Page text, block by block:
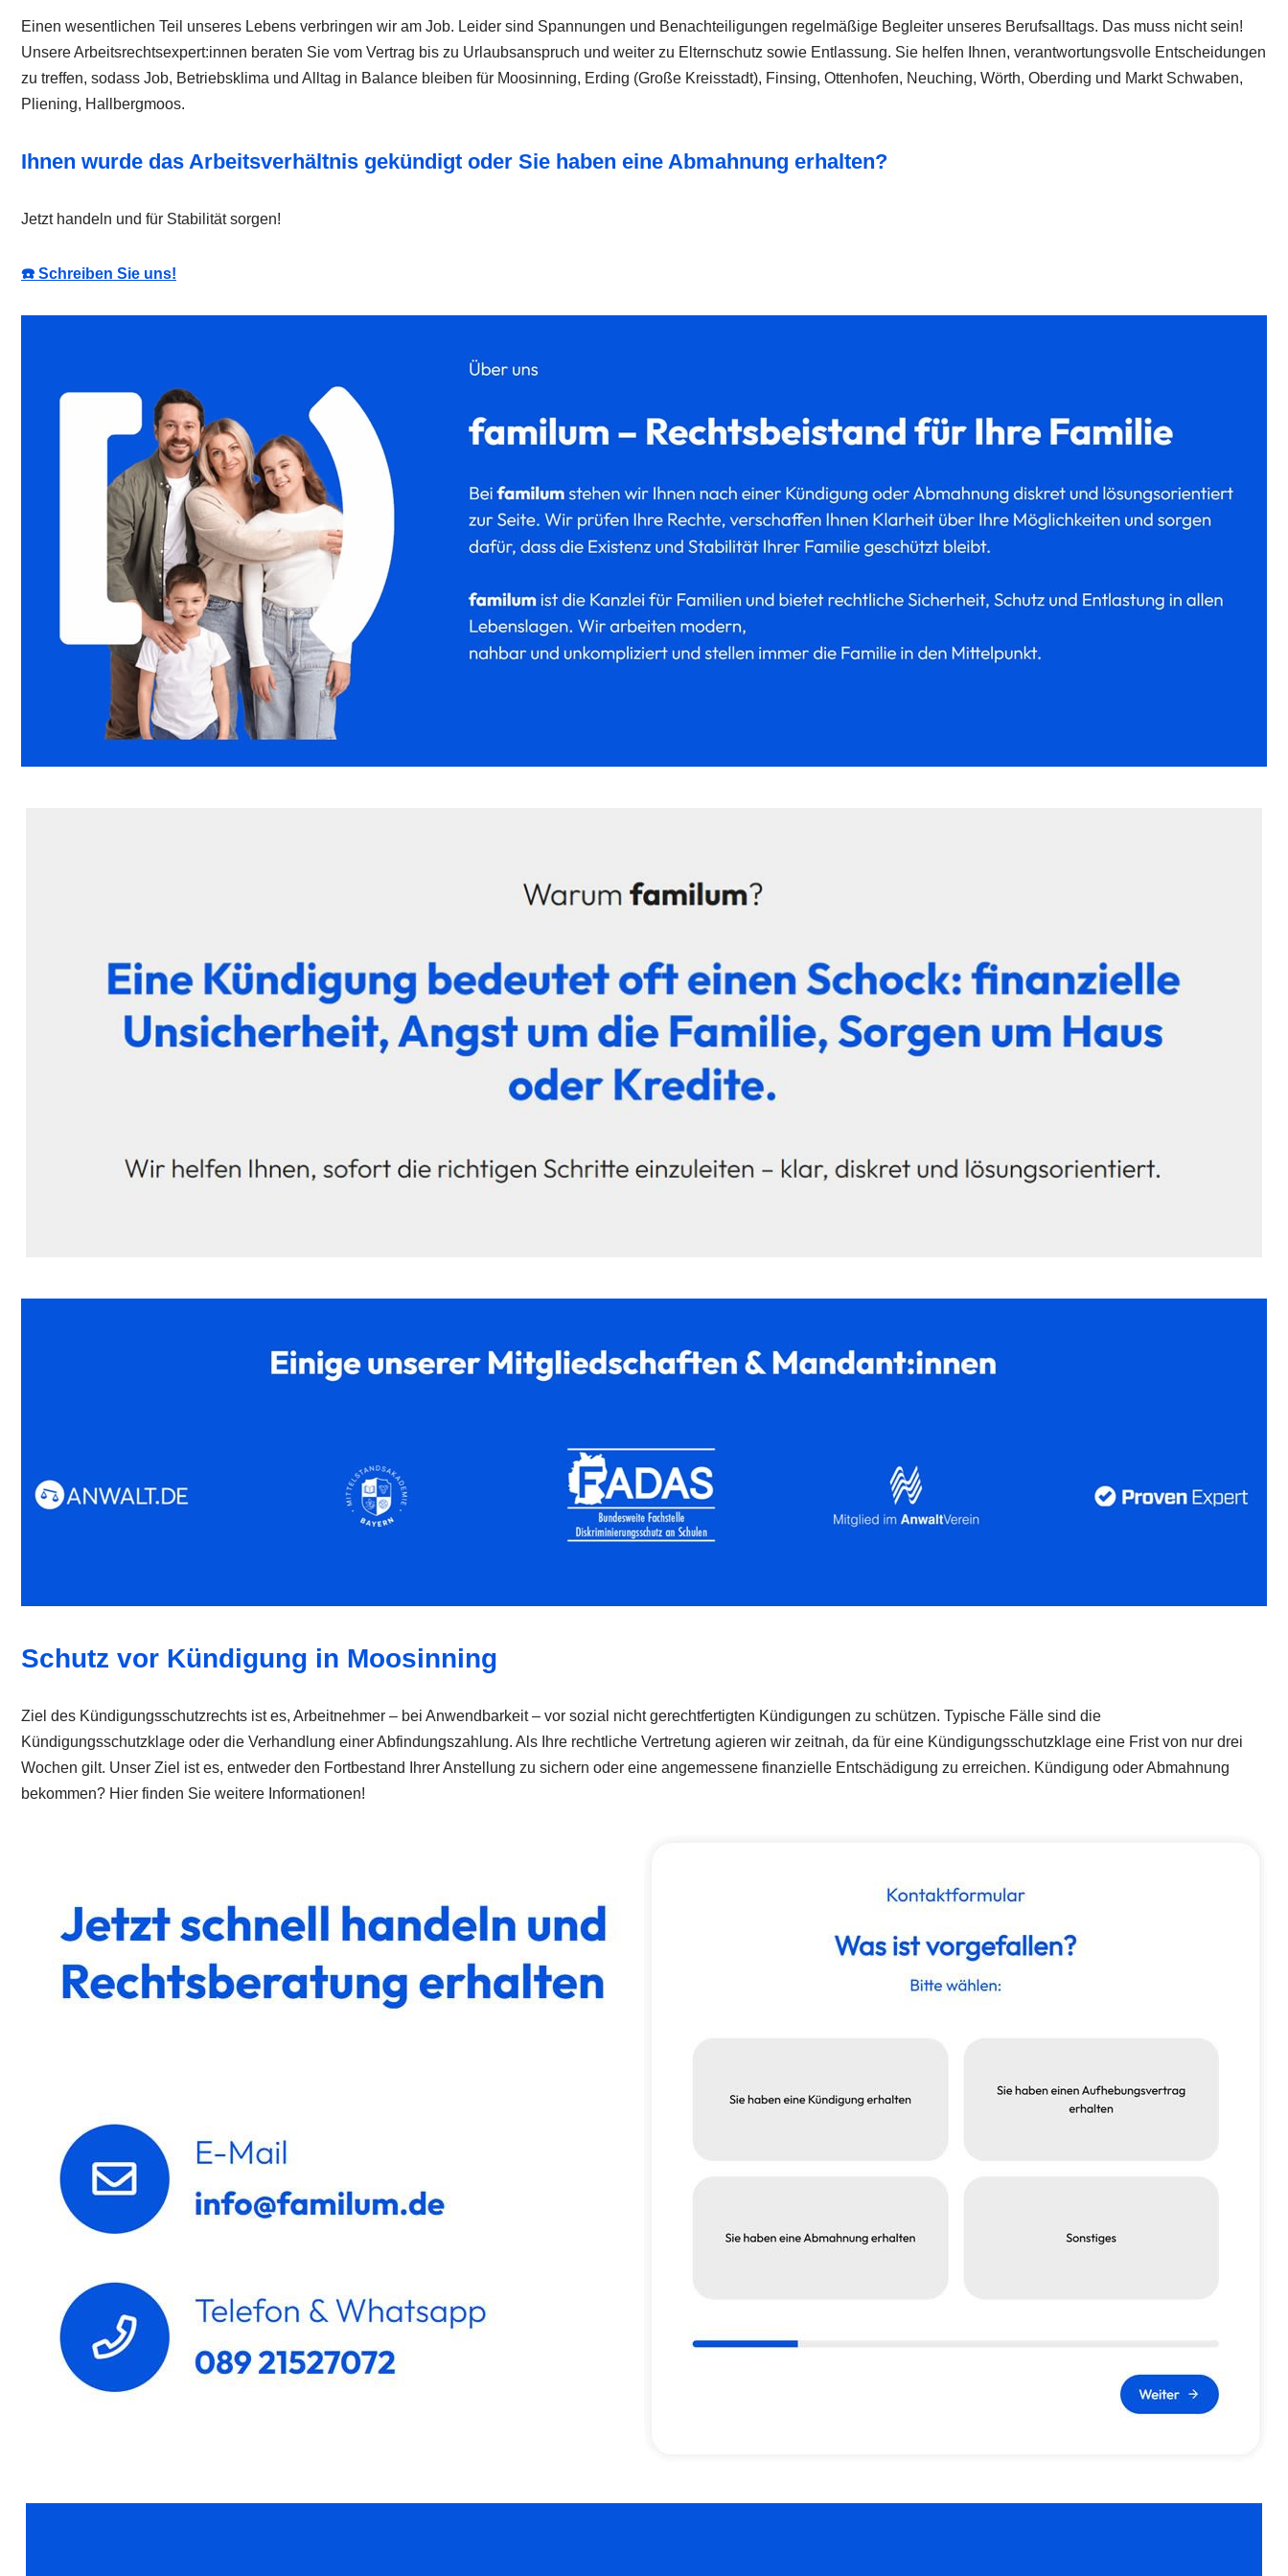
Einen wesentlichen Teil unseres Lebens verbringen wir am Job. Leider sind Spannungen und Benachteiligungen regelmäßige Begleiter unseres Berufsalltags. Das muss nicht sein!
Unsere Arbeitsrechtsexpert:innen beraten Sie vom Vertrag bis zu Urlaubsanspruch und weiter zu Elternschutz sowie Entlassung. Sie helfen Ihnen, verantwortungsvolle Entscheidungen
zu treffen, sodass Job, Betriebsklima und Alltag in Balance bleiben für Moosinning, Erding (Große Kreisstadt), Finsing, Ottenhofen, Neuching, Wörth, Oberding und Markt Schwaben,
Pliening, Hallbergmoos.
Ihnen wurde das Arbeitsverhältnis gekündigt oder Sie haben eine Abmahnung erhalten?
Jetzt handeln und für Stabilität sorgen!
☎️ Schreiben Sie uns!
Schutz vor Kündigung in Moosinning
Ziel des Kündigungsschutzrechts ist es, Arbeitnehmer – bei Anwendbarkeit – vor sozial nicht gerechtfertigten Kündigungen zu schützen. Typische Fälle sind die
Kündigungsschutzklage oder die Verhandlung einer Abfindungszahlung. Als Ihre rechtliche Vertretung agieren wir zeitnah, da für eine Kündigungsschutzklage eine Frist von nur drei
Wochen gilt. Unser Ziel ist es, entweder den Fortbestand Ihrer Anstellung zu sichern oder eine angemessene finanzielle Entschädigung zu erreichen. Kündigung oder Abmahnung
bekommen? Hier finden Sie weitere Informationen!